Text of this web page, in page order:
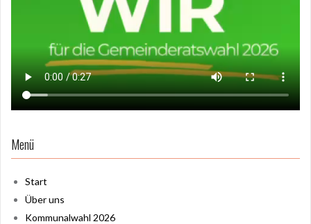
Menü
Start
Über uns
Kommunalwahl 2026